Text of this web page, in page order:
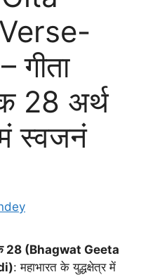
गीता
28 अर्थ
स्वजनं
28 (Bhagwat Geeta
: महाभारत के युद्धक्षेत्र में